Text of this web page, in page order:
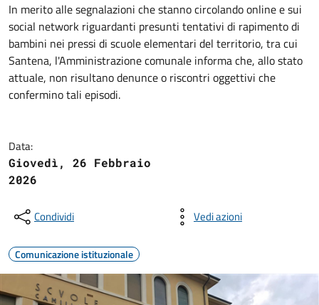
In merito alle segnalazioni che stanno circolando online e sui
social network riguardanti presunti tentativi di rapimento di
bambini nei pressi di scuole elementari del territorio, tra cui
Santena, l'Amministrazione comunale informa che, allo stato
attuale, non risultano denunce o riscontri oggettivi che
confermino tali episodi.
Data:
Giovedì, 26 Febbraio
2026
Condividi Vedi azioni
Comunicazione istituzionale